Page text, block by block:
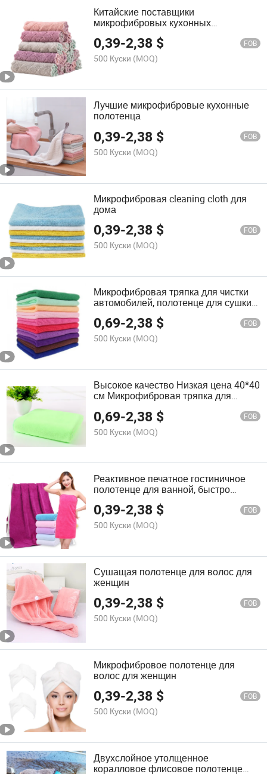
Китайские поставщики
микрофибровых кухонных
0,39-2,38 $ FOB
500 Куски (MOQ)
Лучшие микрофибровые кухонные
полотенца
0,39-2,38 $ FOB
500 Куски (MOQ)
Микрофибровая cleaning cloth для
дома
0,39-2,38 $ FOB
500 Куски (MOQ)
Микрофибровая тряпка для чистки
автомобилей, полотенце для сушки
0,69-2,38 $ FOB
500 Куски (MOQ)
Высокое качество Низкая цена 40*40
см Микрофибровая тряпка для
0,69-2,38 $ FOB
500 Куски (MOQ)
Реактивное печатное гостиничное
полотенце для ванной, быстро
сохнущее, микрофибровое
полотенце
0,39-2,38 $ FOB
500 Куски (MOQ)
Сушащая полотенце для волос для
женщин
0,39-2,38 $ FOB
500 Куски (MOQ)
Микрофибровое полотенце для
волос для женщин
0,39-2,38 $ FOB
500 Куски (MOQ)
Двухслойное утолщенное
коралловое флисовое полотенце